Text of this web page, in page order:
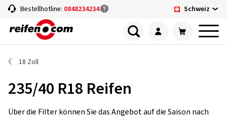
Bestellhotline: 0848234234 Schweiz
18 Zoll
235/40 R18 Reifen
Über die Filter können Sie das Angebot auf die Saison nach